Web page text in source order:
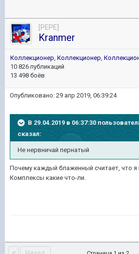
[PEPE]
Kranmer
Коллекционер, Коллекционер,
10 826 публикаций
13 498 боёв
Опубликовано: 29 апр 2019, 06:39:24
В 29.04.2019 в 06:37:30
сказал:
Не нервничай пернатый
Почему каждый блаженный считает, что я
Комплексы какие что-ли.